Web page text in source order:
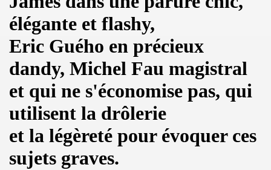
élégante et flashy,
Eric Guého en précieux
dandy, Michel Fau magistral
et qui ne s'économise pas, qui
utilisent la drôlerie
et la légèreté pour évoquer ces
sujets graves.
et JEAN WILLIAM THOURY par PHILIPPE
vivant" et "De l amour") les 27 et 29 novembre 2015
+ PHILIPPE ALMOSNINO (concert "Mutant Love"
DEVICE (1982 a 1989) : 45 revolutions par minute,
de Paris a Sete (du 2 au 4 novembre 2015).
du 23 au 25 octobre 2015 a Biarritz.
intimiste à paraître en 2016.